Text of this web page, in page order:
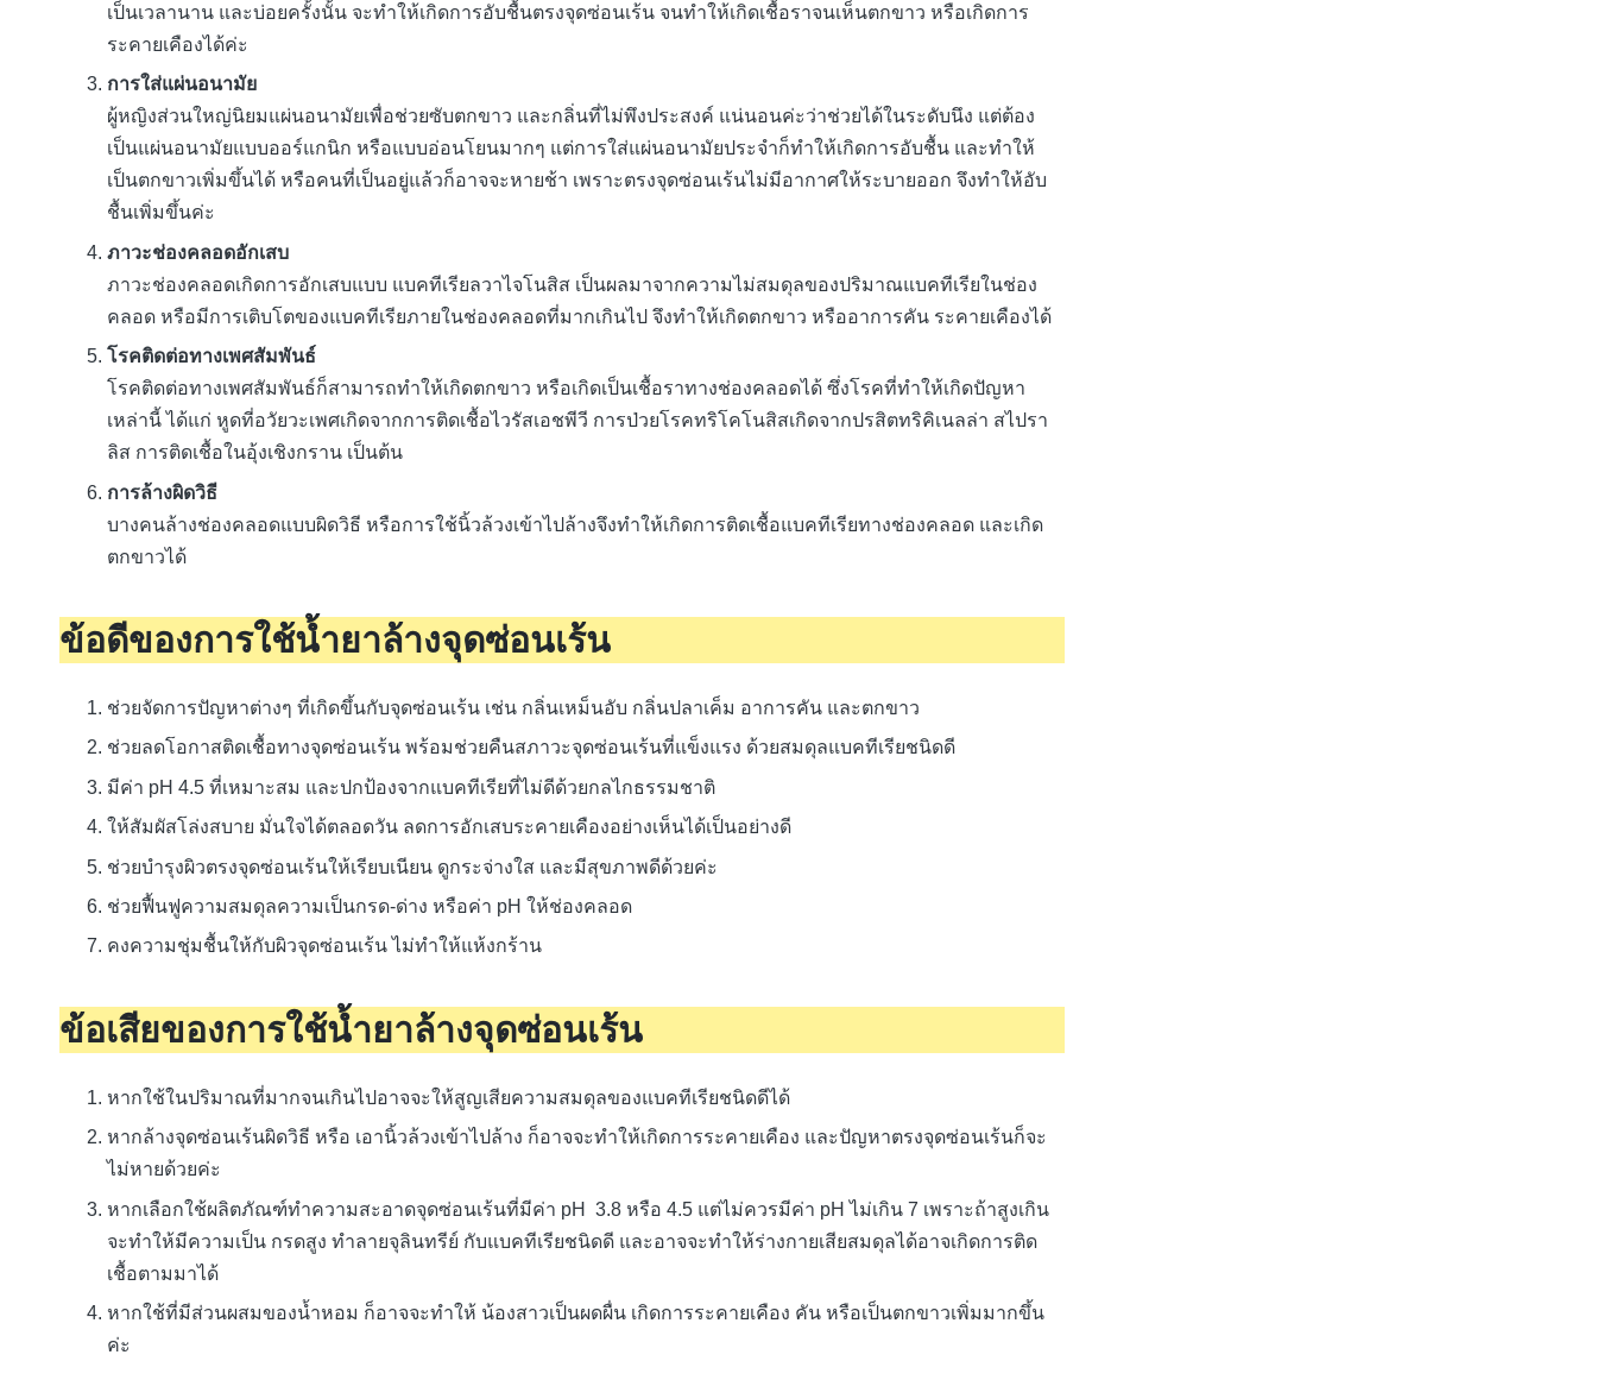
เป็นเวลานาน และบ่อยครั้งนั้น จะทำให้เกิดการอับชื้นตรงจุดซ่อนเร้น จนทำให้เกิดเชื้อราจนเห็นตกขาว หรือเกิดการ
ระคายเคืองได้ค่ะ
การใส่แผ่นอนามัย
ผู้หญิงส่วนใหญ่นิยมแผ่นอนามัยเพื่อช่วยซับตกขาว และกลิ่นที่ไม่พึงประสงค์ แน่นอนค่ะว่าช่วยได้ในระดับนึง แต่ต้อง
เป็นแผ่นอนามัยแบบออร์แกนิก หรือแบบอ่อนโยนมากๆ แต่การใส่แผ่นอนามัยประจำก็ทำให้เกิดการอับชื้น และทำให้
เป็นตกขาวเพิ่มขึ้นได้ หรือคนที่เป็นอยู่แล้วก็อาจจะหายช้า เพราะตรงจุดซ่อนเร้นไม่มีอากาศให้ระบายออก จึงทำให้อับ
ชื้นเพิ่มขึ้นค่ะ
ภาวะช่องคลอดอักเสบ
ภาวะช่องคลอดเกิดการอักเสบแบบ แบคทีเรียลวาไจโนสิส เป็นผลมาจากความไม่สมดุลของปริมาณแบคทีเรียในช่อง
คลอด หรือมีการเติบโตของแบคทีเรียภายในช่องคลอดที่มากเกินไป จึงทำให้เกิดตกขาว หรืออาการคัน ระคายเคืองได้
โรคติดต่อทางเพศสัมพันธ์
โรคติดต่อทางเพศสัมพันธ์ก็สามารถทำให้เกิดตกขาว หรือเกิดเป็นเชื้อราทางช่องคลอดได้ ซึ่งโรคที่ทำให้เกิดปัญหา
เหล่านี้ ได้แก่ หูดที่อวัยวะเพศเกิดจากการติดเชื้อไวรัสเอชพีวี การป่วยโรคทริโคโนสิสเกิดจากปรสิตทริคิเนลล่า สไปรา
ลิส การติดเชื้อในอุ้งเชิงกราน เป็นต้น
การล้างผิดวิธี
บางคนล้างช่องคลอดแบบผิดวิธี หรือการใช้นิ้วล้วงเข้าไปล้างจึงทำให้เกิดการติดเชื้อแบคทีเรียทางช่องคลอด และเกิด
ตกขาวได้
ข้อดีของการใช้น้ำยาล้างจุดซ่อนเร้น
ช่วยจัดการปัญหาต่างๆ ที่เกิดขึ้นกับจุดซ่อนเร้น เช่น กลิ่นเหม็นอับ กลิ่นปลาเค็ม อาการคัน และตกขาว
ช่วยลดโอกาสติดเชื้อทางจุดซ่อนเร้น พร้อมช่วยคืนสภาวะจุดซ่อนเร้นที่แข็งแรง ด้วยสมดุลแบคทีเรียชนิดดี
มีค่า pH 4.5 ที่เหมาะสม และปกป้องจากแบคทีเรียที่ไม่ดีด้วยกลไกธรรมชาติ
ให้สัมผัสโล่งสบาย มั่นใจได้ตลอดวัน ลดการอักเสบระคายเคืองอย่างเห็นได้เป็นอย่างดี
ช่วยบำรุงผิวตรงจุดซ่อนเร้นให้เรียบเนียน ดูกระจ่างใส และมีสุขภาพดีด้วยค่ะ
ช่วยฟื้นฟูความสมดุลความเป็นกรด-ด่าง หรือค่า pH ให้ช่องคลอด
คงความชุ่มชื้นให้กับผิวจุดซ่อนเร้น ไม่ทำให้แห้งกร้าน
ข้อเสียของการใช้น้ำยาล้างจุดซ่อนเร้น
หากใช้ในปริมาณที่มากจนเกินไปอาจจะให้สูญเสียความสมดุลของแบคทีเรียชนิดดีได้
หากล้างจุดซ่อนเร้นผิดวิธี หรือ เอานิ้วล้วงเข้าไปล้าง ก็อาจจะทำให้เกิดการระคายเคือง และปัญหาตรงจุดซ่อนเร้นก็จะ
ไม่หายด้วยค่ะ
หากเลือกใช้ผลิตภัณฑ์ทำความสะอาดจุดซ่อนเร้นที่มีค่า pH 3.8 หรือ 4.5 แต่ไม่ควรมีค่า pH ไม่เกิน 7 เพราะถ้าสูงเกิน
จะทำให้มีความเป็น กรดสูง ทำลายจุลินทรีย์ กับแบคทีเรียชนิดดี และอาจจะทำให้ร่างกายเสียสมดุลได้อาจเกิดการติด
เชื้อตามมาได้
หากใช้ที่มีส่วนผสมของน้ำหอม ก็อาจจะทำให้ น้องสาวเป็นผดผื่น เกิดการระคายเคือง คัน หรือเป็นตกขาวเพิ่มมากขึ้น
ค่ะ